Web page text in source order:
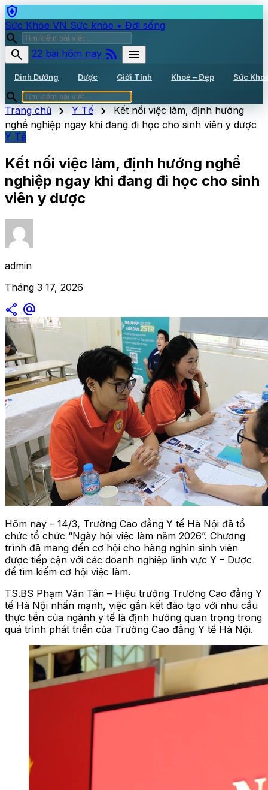
health_and_safety
Sức Khỏe VN Sức khỏe • Đời sống
search
search
22 bài hôm nay rss_feed menu
Dinh Dưỡng Dược Giới Tính Khoẻ – Đẹp Sức
search
Trang chủ chevron_right Y Tế chevron_right Kết nối việc làm, định hướng
nghề nghiệp ngay khi đang đi học cho sinh viên y dược
Y Tế
Kết nối việc làm, định hướng nghề
nghiệp ngay khi đang đi học cho sinh
viên y dược
admin
Tháng 3 17, 2026
share alternate_email
Hôm nay – 14/3, Trường Cao đẳng Y tế Hà Nội đã tổ
chức tổ chức “Ngày hội việc làm năm 2026”. Chương
trình đã mang đến cơ hội cho hàng nghìn sinh viên
được tiếp cận với các doanh nghiệp lĩnh vực Y – Dược
để tìm kiếm cơ hội việc làm.
TS.BS Phạm Văn Tân – Hiệu trưởng Trường Cao đẳng Y
tế Hà Nội nhấn mạnh, việc gắn kết đào tạo với nhu cầu
thực tiễn của ngành y tế là định hướng quan trọng trong
quá trình phát triển của Trường Cao đẳng Y tế Hà Nội.